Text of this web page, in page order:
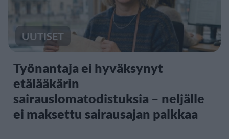
UUTISET
Työnantaja ei hyväksynyt
etälääkärin
sairauslomatodistuksia – neljälle
ei maksettu sairausajan palkkaa